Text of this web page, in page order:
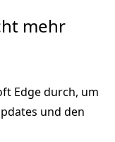
mehr
Edge durch, um
und den